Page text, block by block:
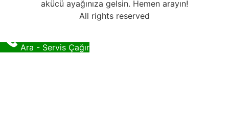
akücü ayağınıza gelsin. Hemen arayın!
All rights reserved
Ara - Servis Çağır